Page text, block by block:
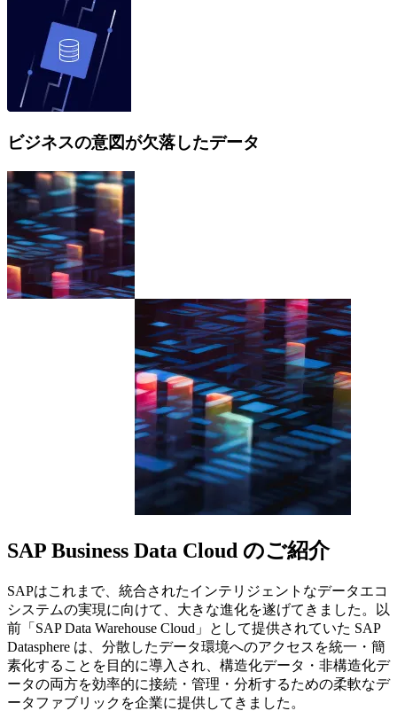
ビジネスの意図が欠落したデータ
SAP Business Data Cloud のご紹介
SAPはこれまで、統合されたインテリジェントなデータエコ
システムの実現に向けて、大きな進化を遂げてきました。以
前「SAP Data Warehouse Cloud」として提供されていた SAP
Datasphere は、分散したデータ環境へのアクセスを統一・簡
素化することを目的に導入され、構造化データ・非構造化デ
ータの両方を効率的に接続・管理・分析するための柔軟なデ
ータファブリックを企業に提供してきました。